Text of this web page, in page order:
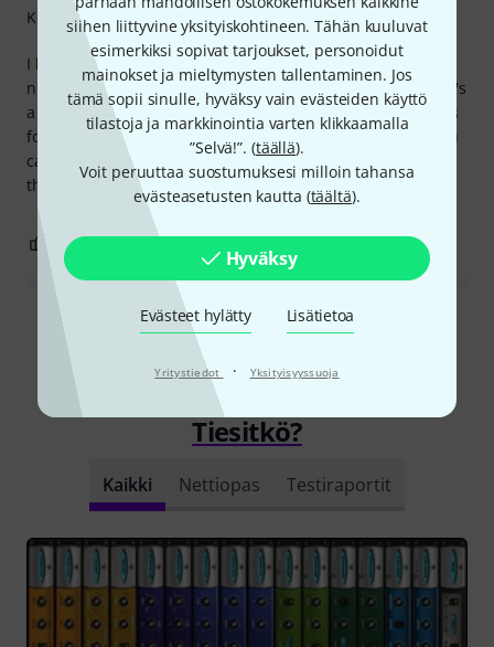
siihen liittyvine yksityiskohtineen. Tähän kuuluvat
esimerkiksi sopivat tarjoukset, personoidut
mainokset ja mieltymysten tallentaminen. Jos
tämä sopii sinulle, hyväksy vain evästeiden käyttö
tilastoja ja markkinointia varten klikkaamalla
”Selvä!”. (täällä).
Voit peruuttaa suostumuksesi milloin tahansa
evästeasetusten kautta (täältä).
Hyväksy
Evästeet hylätty Lisätietoa
Yritystiedot · Yksityisyyssuoja
I have used this plugin for years on work computers but
never pulled the trigger on it until now and Im glad I did. It's
a great plugin and gives you access to a plethora of sounds
for any genre you can think. Getting used to everything you
can do with it takes a little but of time but once you get
there, you're away.
Kapasiteetti
0
Lue kaikki arvostelut
Tiesitkö?
Kaikki Nettiopas Testiraportit